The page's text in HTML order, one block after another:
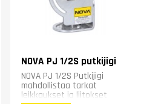
NOVA PJ 1/2S putkijigi
NOVA PJ 1/2S Putkijigi
mahdollistaa tarkat
leikkaukset ja liitokset